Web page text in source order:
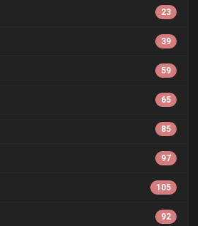
23
39
59
65
85
97
105
92